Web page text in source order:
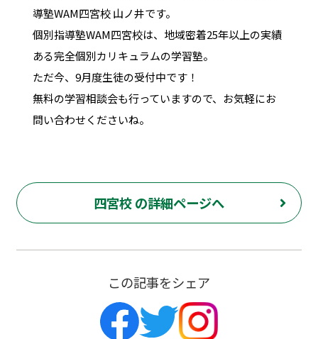
導塾WAM四宮校 山ノ井です。
個別指導塾WAM四宮校は、地域密着25年以上の実績
ある完全個別カリキュラムの学習塾。
ただ今、9月度生徒の受付中です！
無料の学習相談会も行っていますので、お気軽にお
問い合わせくださいね。
四宮校 の詳細ページへ
この記事をシェア